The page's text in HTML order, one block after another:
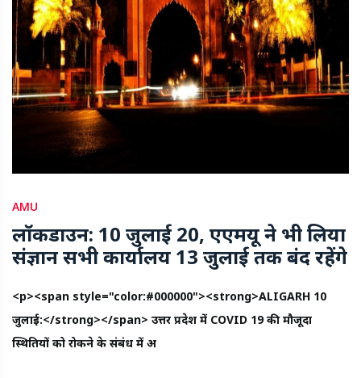
AMU
लॉकडाउन: 10 जुलाई 20, एएमयू ने भी लिया
संज्ञान सभी कार्यालय 13 जुलाई तक बंद रहेंगे
<p><span style="color:#000000"><strong>ALIGARH 10
जुलाई:</strong></span> उत्तर प्रदेश में COVID 19 की मौजूदा
स्थितियों को रोकने के संबंध में अ